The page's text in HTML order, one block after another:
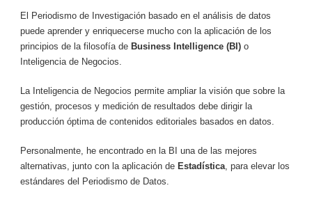
El Periodismo de Investigación basado en el análisis de datos
puede aprender y enriquecerse mucho con la aplicación de los
principios de la filosofía de Business Intelligence (BI) o
Inteligencia de Negocios.
La Inteligencia de Negocios permite ampliar la visión que sobre la
gestión, procesos y medición de resultados debe dirigir la
producción óptima de contenidos editoriales basados en datos.
Personalmente, he encontrado en la BI una de las mejores
alternativas, junto con la aplicación de Estadística, para elevar los
estándares del Periodismo de Datos.